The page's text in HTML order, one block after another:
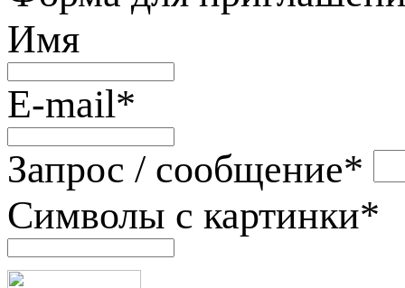
Имя
E-mail*
Запрос / сообщение*
Символы с картинки*